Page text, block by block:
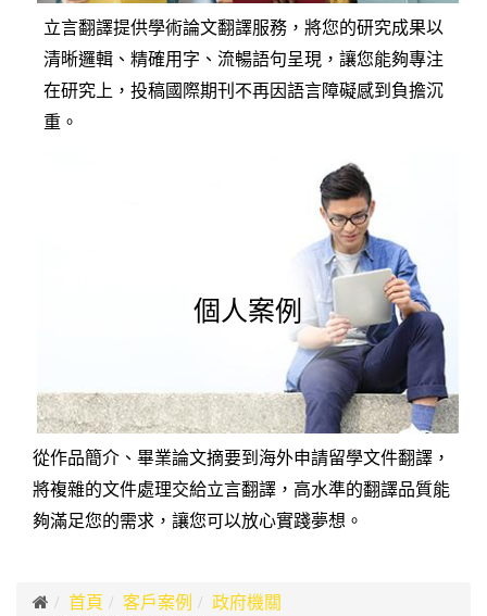
立言翻譯提供學術論文翻譯服務，將您的研究成果以
清晰邏輯、精確用字、流暢語句呈現，讓您能夠專注
在研究上，投稿國際期刊不再因語言障礙感到負擔沉
重。
個人案例
從作品簡介、畢業論文摘要到海外申請留學文件翻譯，
將複雜的文件處理交給立言翻譯，高水準的翻譯品質能
夠滿足您的需求，讓您可以放心實踐夢想。
首頁 客戶案例 政府機關